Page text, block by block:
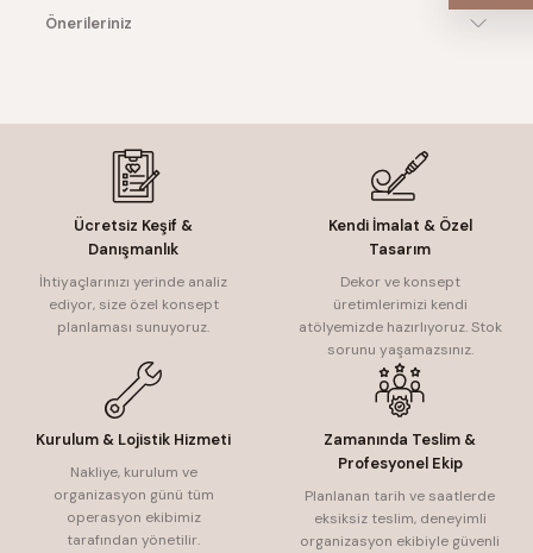
Önerileriniz
Ücretsiz Keşif &
Danışmanlık
İhtiyaçlarınızı yerinde analiz
ediyor, size özel konsept
planlaması sunuyoruz.
Kendi İmalat & Özel
Tasarım
Dekor ve konsept
üretimlerimizi kendi
atölyemizde hazırlıyoruz. Stok
sorunu yaşamazsınız.
Kurulum & Lojistik Hizmeti
Nakliye, kurulum ve
organizasyon günü tüm
operasyon ekibimiz
tarafından yönetilir.
Zamanında Teslim &
Profesyonel Ekip
Planlanan tarih ve saatlerde
eksiksiz teslim, deneyimli
organizasyon ekibiyle güvenli